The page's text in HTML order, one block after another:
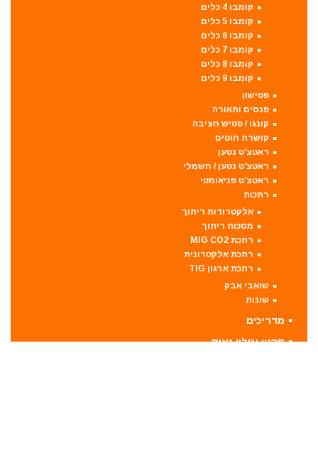
קומבו 4 כלים
קומבו 5 כלים
קומבו 6 כלים
קומבו 7 כלים
קומבו 8 כלים
קומבו 9 כלים
פטישון
פנסים ותאורה
קונגו / פטיש חציבה
קושרת חוטים
ראטצ'ט נטען
ראטצ'ט נטען / חשמלי
ראטצ'ט פניאומטי
רתכות
אלקטרודות ריתוך
מסכות ריתוך
רתכת MIG CO2
רתכת אלקטרונית
רתכת ארגון TIG
שואבי אבק
שונות
מדריכים
תקנון וגילוי נאות